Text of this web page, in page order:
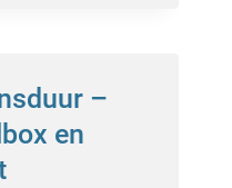
–
en